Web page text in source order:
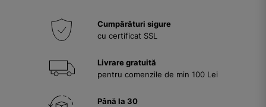
Cumpărături sigure
cu certificat SSL
Livrare gratuită
pentru comenzile de min 100 Lei
Până la 30